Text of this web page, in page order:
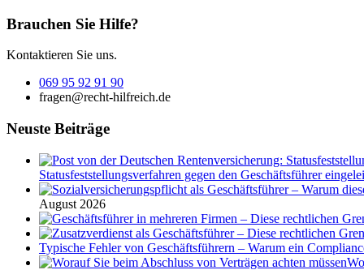
Brauchen Sie Hilfe?
Kontaktieren Sie uns.
069 95 92 91 90
fragen@recht-hilfreich.de
Neuste Beiträge
Statusfeststellungsverfahren gegen den Geschäftsführer
August 2026
Typische Fehler von Geschäftsführern – Warum ein